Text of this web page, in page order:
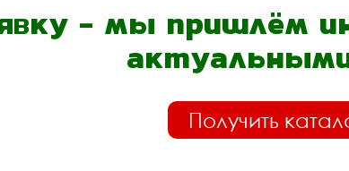
- мы пришлём
Получить